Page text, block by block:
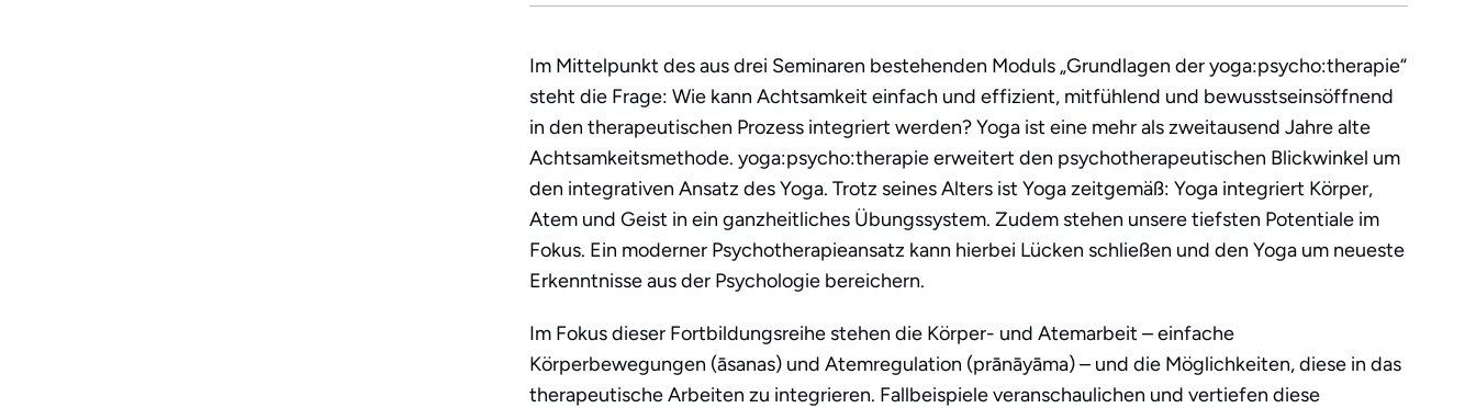
Im Mittelpunkt des aus drei Seminaren bestehenden Moduls „Grundlagen der yoga:psycho:therapie“
steht die Frage: Wie kann Achtsamkeit einfach und effizient, mitfühlend und bewusstseinsöffnend
in den therapeutischen Prozess integriert werden? Yoga ist eine mehr als zweitausend Jahre alte
Achtsamkeitsmethode. yoga:psycho:therapie erweitert den psychotherapeutischen Blickwinkel um
den integrativen Ansatz des Yoga. Trotz seines Alters ist Yoga zeitgemäß: Yoga integriert Körper,
Atem und Geist in ein ganzheitliches Übungssystem. Zudem stehen unsere tiefsten Potentiale im
Fokus. Ein moderner Psychotherapieansatz kann hierbei Lücken schließen und den Yoga um neueste
Erkenntnisse aus der Psychologie bereichern.
Im Fokus dieser Fortbildungsreihe stehen die Körper- und Atemarbeit – einfache
Körperbewegungen (āsanas) und Atemregulation (prānāyāma) – und die Möglichkeiten, diese in das
therapeutische Arbeiten zu integrieren. Fallbeispiele veranschaulichen und vertiefen diese